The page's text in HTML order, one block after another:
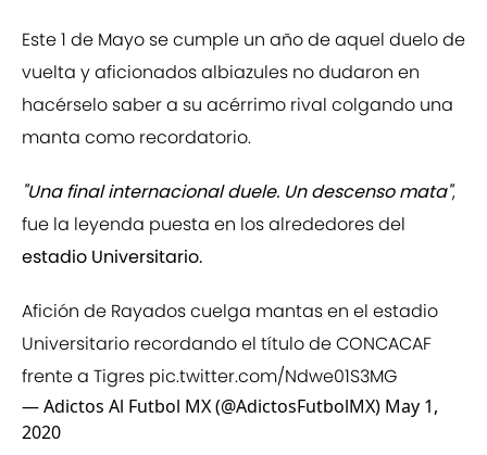
Este 1 de Mayo se cumple un año de aquel duelo de
vuelta y aficionados albiazules no dudaron en
hacérselo saber a su acérrimo rival colgando una
manta como recordatorio.
"Una final internacional duele. Un descenso mata",
fue la leyenda puesta en los alrededores del
estadio Universitario.
Afición de Rayados cuelga mantas en el estadio
Universitario recordando el título de CONCACAF
frente a Tigres pic.twitter.com/Ndwe01S3MG
— Adictos Al Futbol MX (@AdictosFutbolMX) May 1,
2020